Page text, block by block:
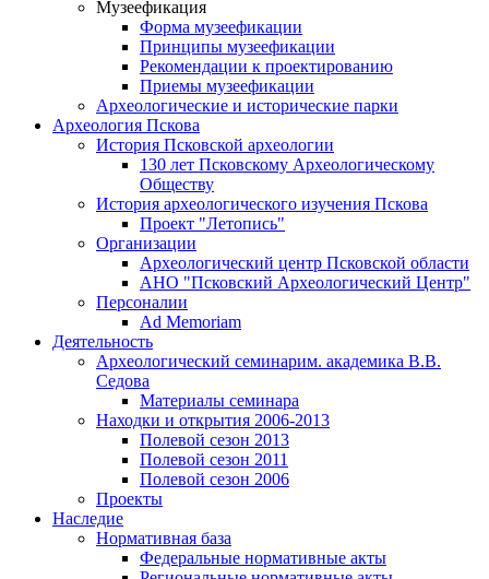
Музеефикация
Форма музеефикации
Принципы музеефикации
Рекомендации к проектированию
Приемы музеефикации
Археологические и исторические парки
Археология Пскова
История Псковской археологии
130 лет Псковскому Археологическому
Обществу
История археологического изучения Пскова
Проект "Летопись"
Организации
Археологический центр Псковской области
АНО "Псковский Археологический Центр"
Персоналии
Ad Memoriam
Деятельность
Археологический семинарим. академика В.В.
Седова
Материалы семинара
Находки и открытия 2006-2013
Полевой сезон 2013
Полевой сезон 2011
Полевой сезон 2006
Проекты
Наследие
Нормативная база
Федеральные нормативные акты